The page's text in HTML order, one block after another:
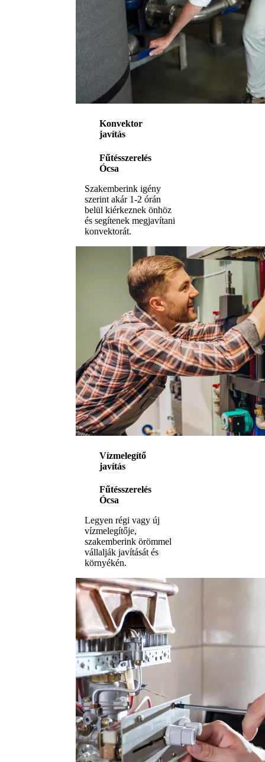
Konvektor
javítás
Fűtésszerelés
Ócsa
Szakemberink igény
szerint akár 1-2 órán
belül kiérkeznek önhöz
és segítenek megjavítani
konvektorát.
Vízmelegítő
javítás
Fűtésszerelés
Ócsa
Legyen régi vagy új
vízmelegítője,
szakemberink örömmel
vállalják javítását és
környékén.